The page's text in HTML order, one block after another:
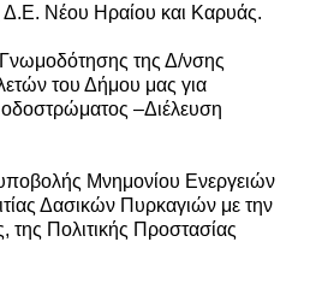
Δ.Ε. Νέου Ηραίου και Καρυάς.
της Δ/νσης
του Δήμου μας για
–Διέλευση
Μνημονίου Ενεργειών
Δασικών Πυρκαγιών με την
της Πολιτικής Προστασίας